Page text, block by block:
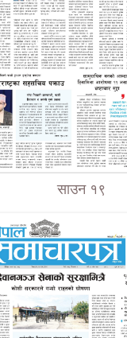
साउन १९